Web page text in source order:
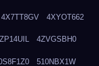
4X7TT8GV 4XYOT662
4ZVGSBH0
510NBX1W